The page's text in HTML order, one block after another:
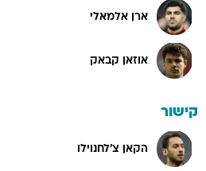
ארן אלמאלי
אוזאן קבאק
קישור
הקאן צ'לחנוילו